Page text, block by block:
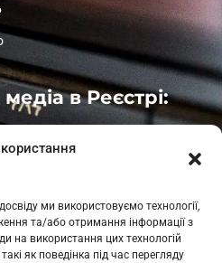
ми використовуємо технології,
та/або отримання інформації з
на використання цих технологій
як поведінка під час перегляду
в Реєстрі: